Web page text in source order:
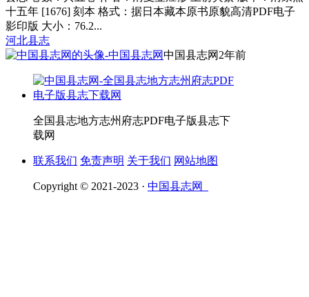
十五年 [1676] 刻本 格式：据日本藏本原书原貌高清PDF电子
影印版 大小：76.2...
河北县志
中国县志网 2年前
全国县志地方志州府志PDF电子版县志下
载网
联系我们 免责声明 关于我们 网站地图
Copyright © 2021-2023 · 中国县志网